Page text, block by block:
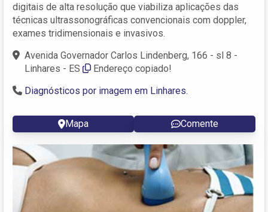
digitais de alta resolução que viabiliza aplicações das
técnicas ultrassonográficas convencionais com doppler,
exames tridimensionais e invasivos.
Avenida Governador Carlos Lindenberg, 166 - sl 8 -
Linhares - ES
Endereço copiado!
Diagnósticos por imagem em Linhares.
Mapa Comente